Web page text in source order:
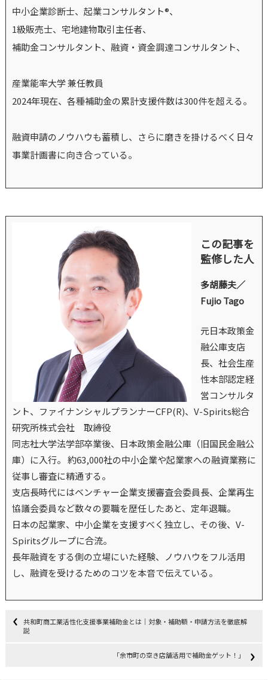
中小企業診断士、起業コンサルタント®、
1級販売士、宅地建物取引主任者、
補助金コンサルタント、融資・資金調達コンサルタント、
産業能率大学 兼任教員
2024年現在、各種補助金の累計支援件数は300件を超える。
融資申請のノウハウも蓄積し、さらに磨きを掛けるべく日々
事業計画書に向き合っている。
この記事を
監修した人
多胡藤夫／
Fujio Tago
元日本政策金
融公庫支店
長、社会生産
性本部認定経
営コンサルタ
ント、ファイナンシャルプランナーCFP(R)、V-Spirits総合
研究所株式会社 取締役
同志社大学法学部卒業後、日本政策金融公庫（旧国民金融公
庫）に入行。 約63,000社の中小企業や起業家への融資業務に
従事し審査に精通する。
支店長時代にはベンチャー企業支援審査会委員長、企業再生
協議会委員など数々の要職を歴任したあと、定年退職。
日本の起業家、中小企業を支援すべく独立し、その後、V-
Spiritsグループに合流。
長年融資をする側の立場にいた経験、ノウハウをフル活用
し、融資を受けるためのコツを本音で伝えている。
共和町商工業活性化支援事業補助金とは｜対象・補助額・申請方法を徹底解
説
「余市町の空き店舗活用で補助金ゲット！」